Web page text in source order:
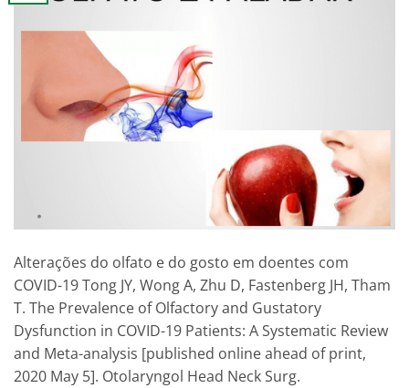
Alterações do olfato e do gosto em doentes com
COVID-19 Tong JY, Wong A, Zhu D, Fastenberg JH, Tham
T. The Prevalence of Olfactory and Gustatory
Dysfunction in COVID-19 Patients: A Systematic Review
and Meta-analysis [published online ahead of print,
2020 May 5]. Otolaryngol Head Neck Surg.